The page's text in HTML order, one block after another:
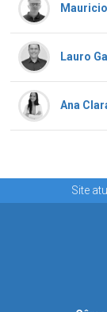
Lauro
Ana
Site